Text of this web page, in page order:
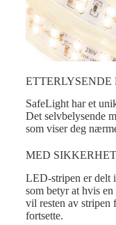
ETTERLYSENDE
SafeLight har et
Det selvbelysende
som viser deg
MED
LED-stripen er delt
som betyr at hvis
vil resten av stripen
fortsette.